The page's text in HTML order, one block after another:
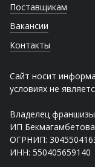
Поставщикам
Вакансии
Контакты
Сайт носит
условиях не
Владелец
ИП
ОГРНИП:
ИНН: 550405659140